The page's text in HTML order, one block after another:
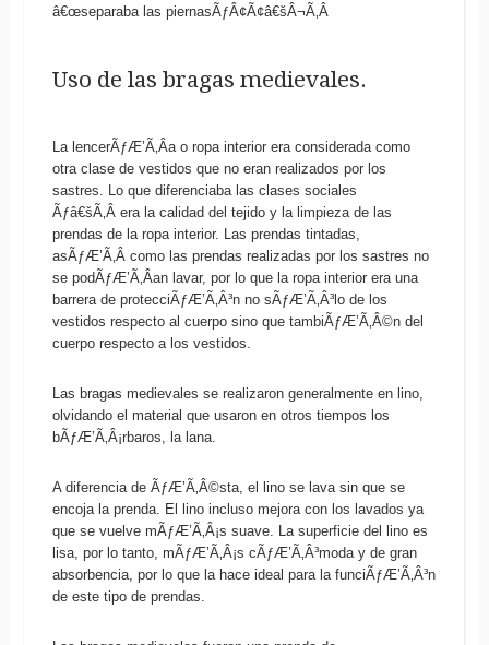
â€œseparaba las piernasÃƒÂ¢Ã¢â€šÂ¬Ã‚Â
Uso de las bragas medievales.
La lencerÃƒÆ’Ã‚Â­a o ropa interior era considerada como
otra clase de vestidos que no eran realizados por los
sastres. Lo que diferenciaba las clases sociales
Ãƒâ€šÃ‚Â era la calidad del tejido y la limpieza de las
prendas de la ropa interior. Las prendas tintadas,
asÃƒÆ’Ã‚Â­ como las prendas realizadas por los sastres no
se podÃƒÆ’Ã‚Â­an lavar, por lo que la ropa interior era una
barrera de protecciÃƒÆ’Ã‚Â³n no sÃƒÆ’Ã‚Â³lo de los
vestidos respecto al cuerpo sino que tambiÃƒÆ’Ã‚Â©n del
cuerpo respecto a los vestidos.
Las bragas medievales se realizaron generalmente en lino,
olvidando el material que usaron en otros tiempos los
bÃƒÆ’Ã‚Â¡rbaros, la lana.
A diferencia de ÃƒÆ’Ã‚Â©sta, el lino se lava sin que se
encoja la prenda. El lino incluso mejora con los lavados ya
que se vuelve mÃƒÆ’Ã‚Â¡s suave. La superficie del lino es
lisa, por lo tanto, mÃƒÆ’Ã‚Â¡s cÃƒÆ’Ã‚Â³moda y de gran
absorbencia, por lo que la hace ideal para la funciÃƒÆ’Ã‚Â³n
de este tipo de prendas.